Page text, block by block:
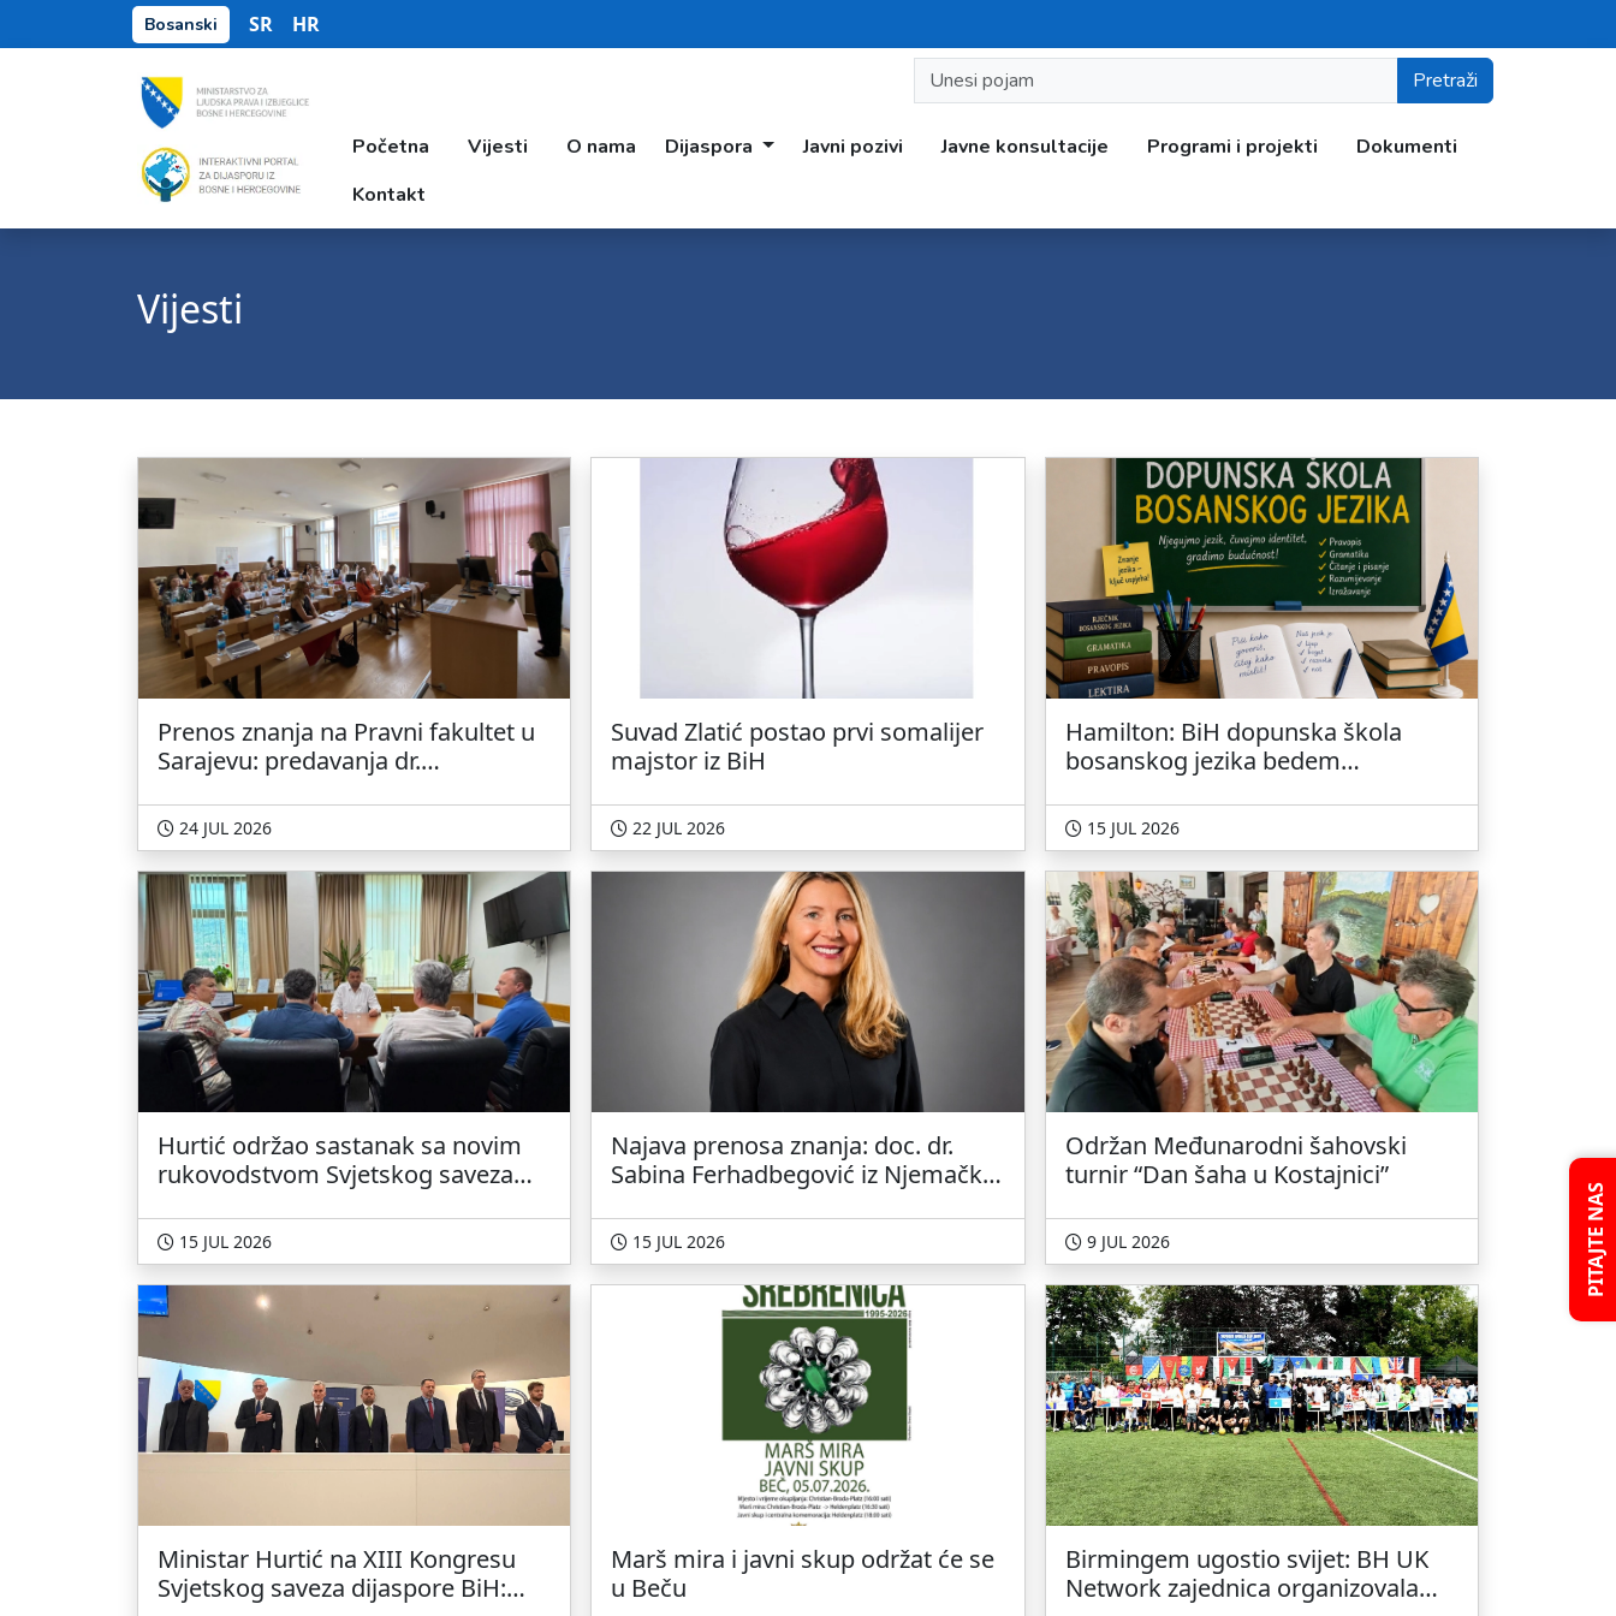
Bosanski SR HR
Pretraži
Početna Vijesti O nama Dijaspora Javni pozivi Javne konsultacije Programi i projekti
Dokumenti
Kontakt
PITAJTE NAS
Vijesti
Prenos znanja na Pravni fakultet u
Sarajevu: predavanja dr.
nasljeđu BiH i pristupnim
pregovorima sa EU
24 JUL 2026
Suvad Zlatić postao prvi somalijer
majstor iz BiH
22 JUL 2026
Hamilton: BiH dopunska škola
bosanskog jezika bedem
domovine
15 JUL 2026
Hurtić održao sastanak sa novim
rukovodstvom Svjetskog saveza
15 JUL 2026
Najava prenosa znanja: doc. dr.
Sabina Ferhadbegović iz Njemačke
Sarajevu
15 JUL 2026
Održan Međunarodni šahovski
turnir “Dan šaha u Kostajnici”
9 JUL 2026
Ministar Hurtić na XIII Kongresu
Svjetskog saveza dijaspore BiH:
Marš mira i javni skup održat će se
u Beču
Birmingem ugostio svijet: BH UK
Network zajednica organizovala